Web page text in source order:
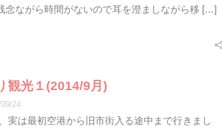
念ながら時間がないので耳を澄ましながら移 […]
観光１(2014/9月)
24
実は最初空港から旧市街入る途中まで行きまし